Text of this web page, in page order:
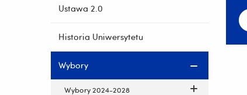
Ustawa 2.0
Historia Uniwersytetu
Wybory
Wybory 2024-2028